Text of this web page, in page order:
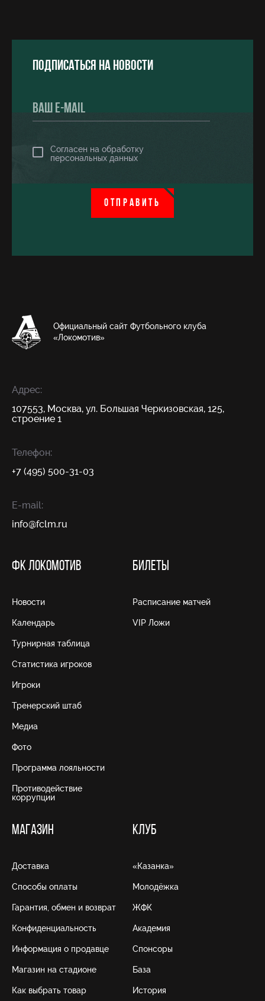
Подписаться на новости
Согласен на обработку
персональных данных
ОТПРАВИТЬ
Официальный сайт Футбольного клуба
«Локомотив»
Адрес:
107553, Москва, ул. Большая Черкизовская, 125,
строение 1
Телефон:
+7 (495) 500-31-03
E-mail:
info@fсlm.ru
ФК ЛОКОМОТИВ
Новости
Календарь
Турнирная таблица
Статистика игроков
Игроки
Тренерский штаб
Медиа
Фото
Программа лояльности
Противодействие
коррупции
БИЛЕТЫ
Расписание матчей
VIP Ложи
МАГАЗИН
Доставка
Способы оплаты
Гарантия, обмен и возврат
Конфиденциальность
Информация о продавце
Магазин на стадионе
Как выбрать товар
КЛУБ
«Казанка»
Молодёжка
ЖФК
Академия
Спонсоры
База
История